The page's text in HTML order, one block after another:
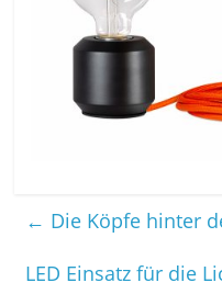
← Die Köpfe hinter
LED Einsatz für die